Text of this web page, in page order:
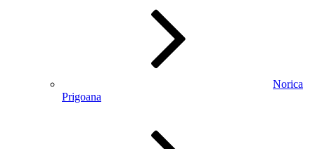
Norica
Prigoana